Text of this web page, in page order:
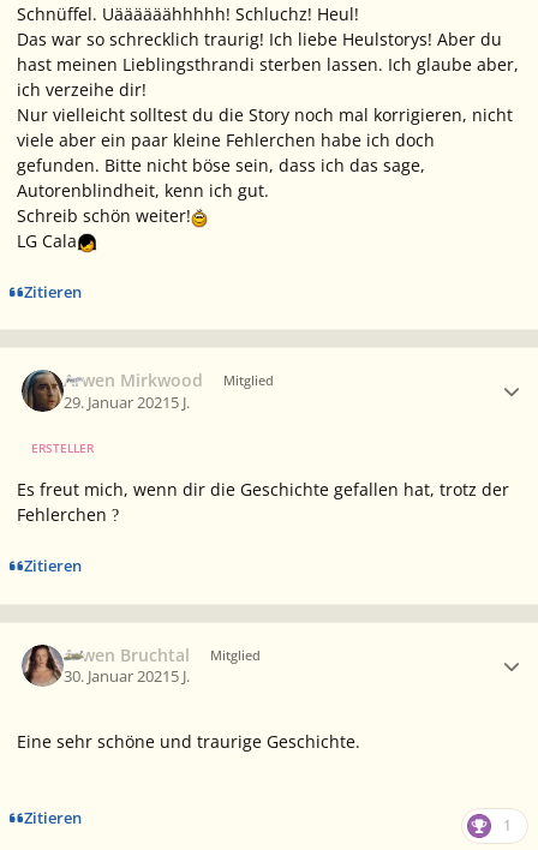
Schnüffel. Uäääääähhhhh! Schluchz! Heul!
Das war so schrecklich traurig! Ich liebe Heulstorys! Aber du
hast meinen Lieblingsthrandi sterben lassen. Ich glaube aber,
ich verzeihe dir!
Nur vielleicht solltest du die Story noch mal korrigieren, nicht
viele aber ein paar kleine Fehlerchen habe ich doch
gefunden. Bitte nicht böse sein, dass ich das sage,
Autorenblindheit, kenn ich gut.
Schreib schön weiter!
LG Cala
Zitieren
Arwen Mirkwood Mitglied
29. Januar 20215 J.
ERSTELLER
Es freut mich, wenn dir die Geschichte gefallen hat, trotz der
Fehlerchen ?
Zitieren
Arwen Bruchtal Mitglied
30. Januar 20215 J.
Eine sehr schöne und traurige Geschichte.
Zitieren 1